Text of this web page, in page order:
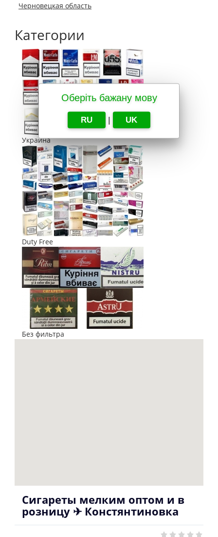
Оберіть бажану мову
RU | UK
Черновецкая область
Категории
Украина
Duty Free
Без фильтра
Сигареты мелким оптом и в
розницу ✈ Констянтиновка